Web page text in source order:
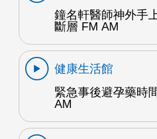
鐘名軒醫師神外手
斷層 FM AM
健康生活館
緊急事後避孕藥時
AM